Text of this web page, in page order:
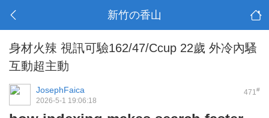
新竹の香山
身材火辣 視訊可驗162/47/Ccup 22歲 外冷內騷
互動超主動
471#
JosephFaica
2026-5-1 19:06:18